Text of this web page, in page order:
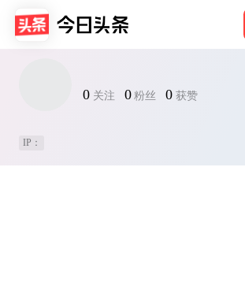
0 关注 0 粉丝 0 获赞
IP：